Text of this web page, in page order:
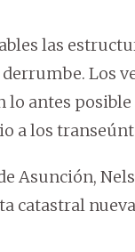
las
Los
antes
a los
Asunción,
catastral